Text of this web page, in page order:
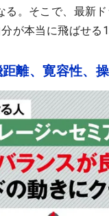
。そこで、最新
が本当に飛ばせる
離、寛容性、